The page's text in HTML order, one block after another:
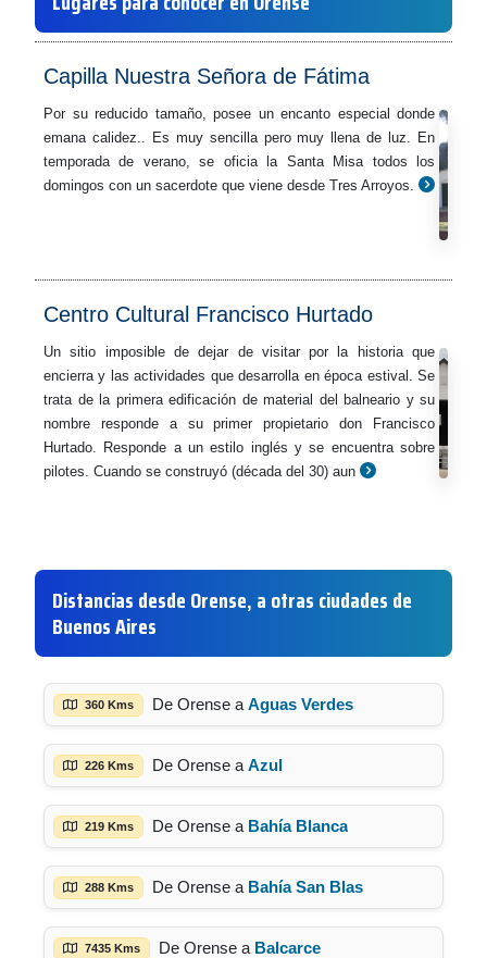
Capilla Nuestra Señora de Fátima
Por su reducido tamaño, posee un encanto especial donde
emana calidez.. Es muy sencilla pero muy llena de luz. En
temporada de verano, se oficia la Santa Misa todos los
domingos con un sacerdote que viene desde Tres Arroyos.
Centro Cultural Francisco Hurtado
Un sitio imposible de dejar de visitar por la historia que
encierra y las actividades que desarrolla en época estival. Se
trata de la primera edificación de material del balneario y su
nombre responde a su primer propietario don Francisco
Hurtado. Responde a un estilo inglés y se encuentra sobre
pilotes. Cuando se construyó (década del 30) aun
Distancias desde Orense, a otras ciudades de
Buenos Aires
360 Kms De Orense a Aguas Verdes
226 Kms De Orense a Azul
219 Kms De Orense a Bahía Blanca
288 Kms De Orense a Bahía San Blas
7435 Kms De Orense a Balcarce